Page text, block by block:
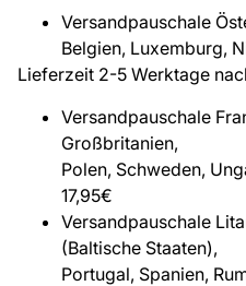
Versandpauschale
Belgien, Luxemburg,
Lieferzeit 2-5 Werktage
Versandpauschale
Großbritanien,
Polen, Schweden,
17,95€
Versandpauschale
(Baltische Staaten),
Portugal, Spanien,